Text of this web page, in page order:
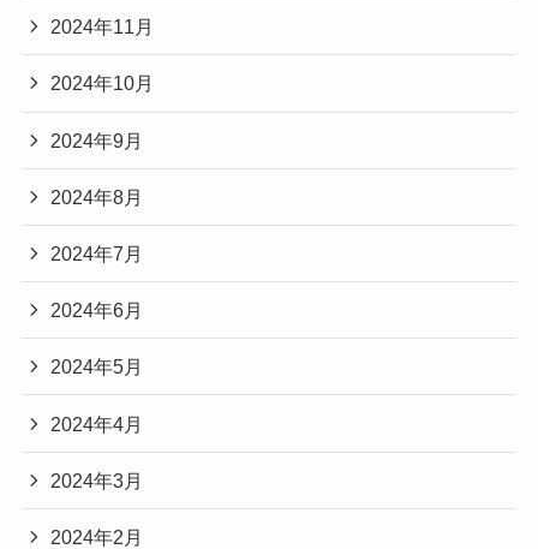
2024年11月
2024年10月
2024年9月
2024年8月
2024年7月
2024年6月
2024年5月
2024年4月
2024年3月
2024年2月